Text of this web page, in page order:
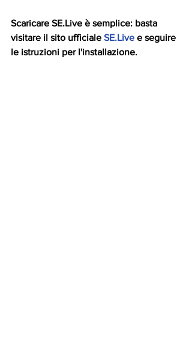
Scaricare SE.Live è semplice: basta
visitare il sito ufficiale SE.Live e seguire
le istruzioni per l'installazione.